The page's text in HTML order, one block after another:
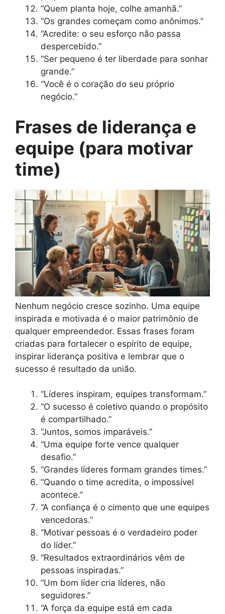
“Quem planta hoje, colhe amanhã.”
“Os grandes começam como anônimos.”
“Acredite: o seu esforço não passa
despercebido.”
“Ser pequeno é ter liberdade para sonhar
grande.”
“Você é o coração do seu próprio
negócio.”
Frases de liderança e
equipe (para motivar
time)
Nenhum negócio cresce sozinho. Uma equipe
inspirada e motivada é o maior patrimônio de
qualquer empreendedor. Essas frases foram
criadas para fortalecer o espírito de equipe,
inspirar liderança positiva e lembrar que o
sucesso é resultado da união.
“Líderes inspiram, equipes transformam.”
“O sucesso é coletivo quando o propósito
é compartilhado.”
“Juntos, somos imparáveis.”
“Uma equipe forte vence qualquer
desafio.”
“Grandes líderes formam grandes times.”
“Quando o time acredita, o impossível
acontece.”
“A confiança é o cimento que une equipes
vencedoras.”
“Motivar pessoas é o verdadeiro poder
do líder.”
“Resultados extraordinários vêm de
pessoas inspiradas.”
“Um bom líder cria líderes, não
seguidores.”
“A força da equipe está em cada